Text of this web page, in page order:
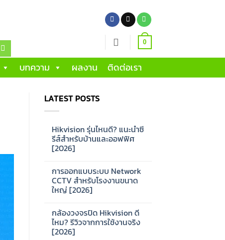
0
บทความ ผลงาน ติดต่อเรา
LATEST POSTS
Hikvision รุ่นไหนดี? แนะนำซี
รีส์สำหรับบ้านและออฟฟิศ
[2026]
on
Hikvision
รุ่น
ไหน
ซี
รีส์
สำหรับ
บ้าน
และ
การออกแบบระบบ Network
CCTV สำหรับโรงงานขนาด
ใหญ่ [2026]
on
การ
ออกแบบ
ระบบ
กล้องวงจรปิด Hikvision ดี
ไหม? รีวิวจากการใช้งานจริง
[2026]